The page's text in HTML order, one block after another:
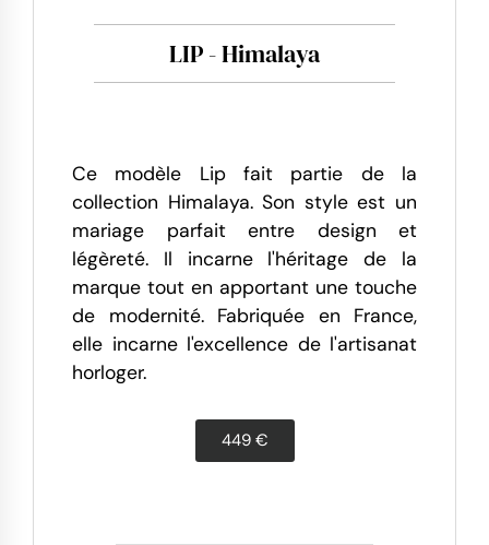
LIP - Himalaya
Ce modèle Lip fait partie de la
collection Himalaya. Son style est un
mariage parfait entre design et
légèreté. Il incarne l'héritage de la
marque tout en apportant une touche
de modernité. Fabriquée en France,
elle incarne l'excellence de l'artisanat
horloger.
449 €